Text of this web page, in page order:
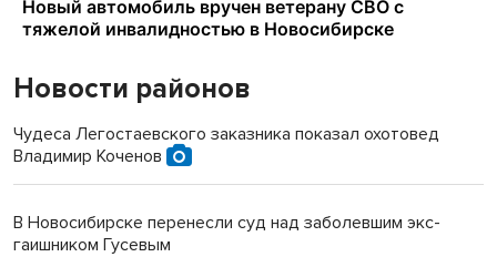
Новости районов
Чудеса Легостаевского заказника показал охотовед
Владимир Коченов
В Новосибирске перенесли суд над заболевшим экс-
гаишником Гусевым